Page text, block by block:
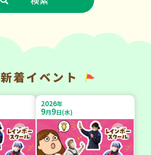
新着イベント
2026年
9月9日(水)